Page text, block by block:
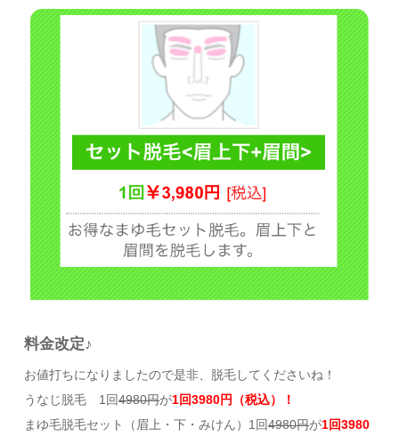
料金改定♪
お値打ちになりましたので是非、脱毛してくださいね！
うなじ脱毛 1回4980円が1回3980円（税込）！
まゆ毛脱毛セット（眉上・下・みけん）1回4980円が1回3980